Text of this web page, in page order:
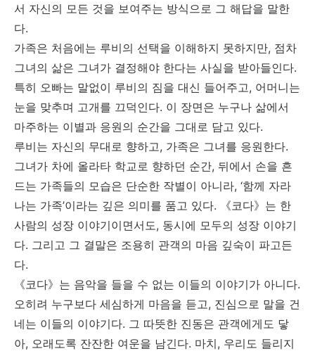
서 자신의 모든 것을 보여주는 방식으로 그 해답을 말한
다.
가족은 처음에는 루비의 선택을 이해하지 못하지만, 점차
그녀의 삶은 그녀가 결정해야 한다는 사실을 받아들인다.
특히 오빠는 말없이 루비의 짐을 대신 들어주고, 어머니는
눈을 맞추며 고개를 끄덕인다. 이 장면은 누구나 삶에서
마주하는 이별과 응원의 순간을 그대로 담고 있다.
루비는 자신의 무대로 향하고, 가족은 그녀를 응원한다.
그녀가 차에 올라타 학교로 향하던 순간, 뒤에서 손을 흔
드는 가족들의 모습은 단순한 작별이 아니라, ‘함께 자라
나는 가족’이라는 깊은 의미를 품고 있다. 《코다》는 한
사람의 성장 이야기이면서도, 동시에 모두의 성장 이야기
다. 그리고 그 결말은 조용히 관객의 마음 깊숙이 파고든
다.
《코다》는 음악을 들을 수 없는 이들의 이야기가 아니다.
오히려 누구보다 세심하게 마음을 듣고, 진심으로 말을 건
네는 이들의 이야기다. 그 따뜻한 진동은 관객에게도 닿
아, 오래도록 잔잔한 여운을 남긴다. 마치, 우리도 들리지